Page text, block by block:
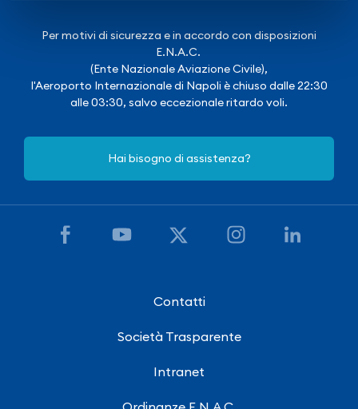
Per motivi di sicurezza e in accordo con disposizioni
E.N.A.C.
(Ente Nazionale Aviazione Civile),
l'Aeroporto Internazionale di Napoli è chiuso dalle 22:30
alle 03:30, salvo eccezionale ritardo voli.
Hai bisogno di assistenza?
Contatti
Società Trasparente
Intranet